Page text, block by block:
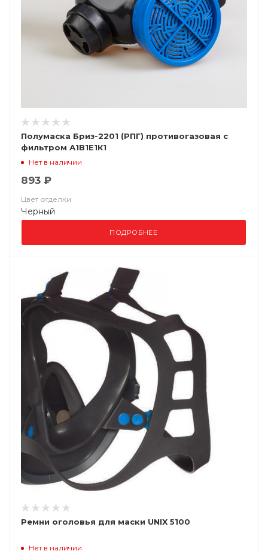
Полумаска Бриз-2201 (РПГ) противогазовая с
фильтром А1В1Е1К1
Нет в наличии
893 ₽
Цвет отделки
Черный
ПОДРОБНЕЕ
Ремни оголовья для маски UNIX 5100
Нет в наличии